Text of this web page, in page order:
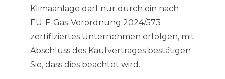
Klimaanlage darf nur durch ein nach
EU-F-Gas-Verordnung 2024/573
zertifiziertes Unternehmen erfolgen, mit
Abschluss des Kaufvertrages bestätigen
Sie, dass dies beachtet wird.